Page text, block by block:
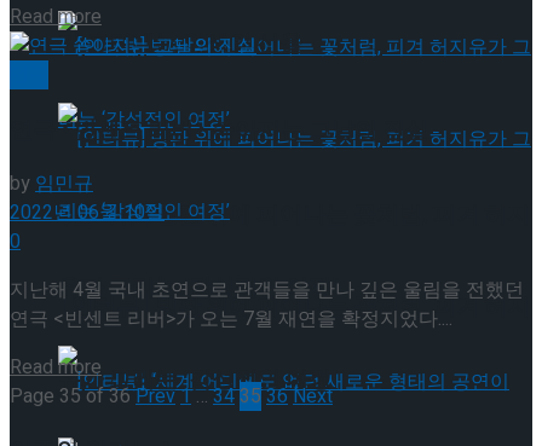
[인터뷰] 빙판 위에 피어나는 꽃처럼, 피겨 허지
유가 그리는 ‘감성적인 여정’
가 그려내는 인생의 선율
[인터뷰] 빙판 위에 피어나는 꽃처럼, 피겨 허지
유가 그리는 ‘감성적인 여정’
Read more
연극 <빈센트 리버> 쏟아지는 그날의 진실
by임민규
2022년 06월 10일
0
지난해 4월 국내 초연으로 관객들을 만나 깊은 울림을 전했던
연극 <빈센트 리버>가 오는 7월 재연을 확정지었다....
Read more Details
Page 35 of 36Prev1… 34 35 36Next